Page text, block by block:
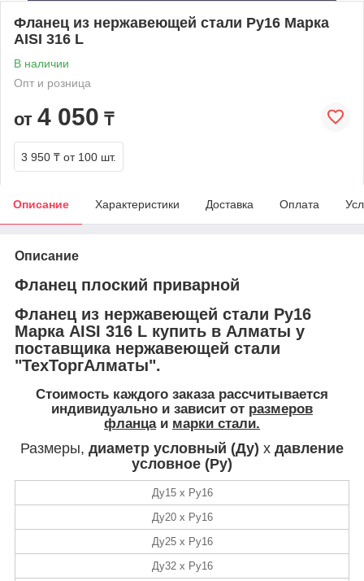
Фланец из нержавеющей стали Ру16 Марка
AISI 316 L
В наличии
Опт и розница
от 4 050 ₸
3 950 ₸ от 100 шт.
Описание Характеристики Доставка Оплата
Описание
Фланец плоский приварной
Фланец из нержавеющей стали Ру16
Марка AISI 316 L купить в Алматы у
поставщика нержавеющей стали
"ТехТоргАлматы".
Стоимость каждого заказа рассчитывается
индивидуально и зависит от размеров
фланцаи марки стали.
Размеры, диаметр условный (Ду) х давление
условное (Ру)
Ду15 х Ру16
Ду20 х Ру16
Ду25 х Ру16
Ду32 х Ру16